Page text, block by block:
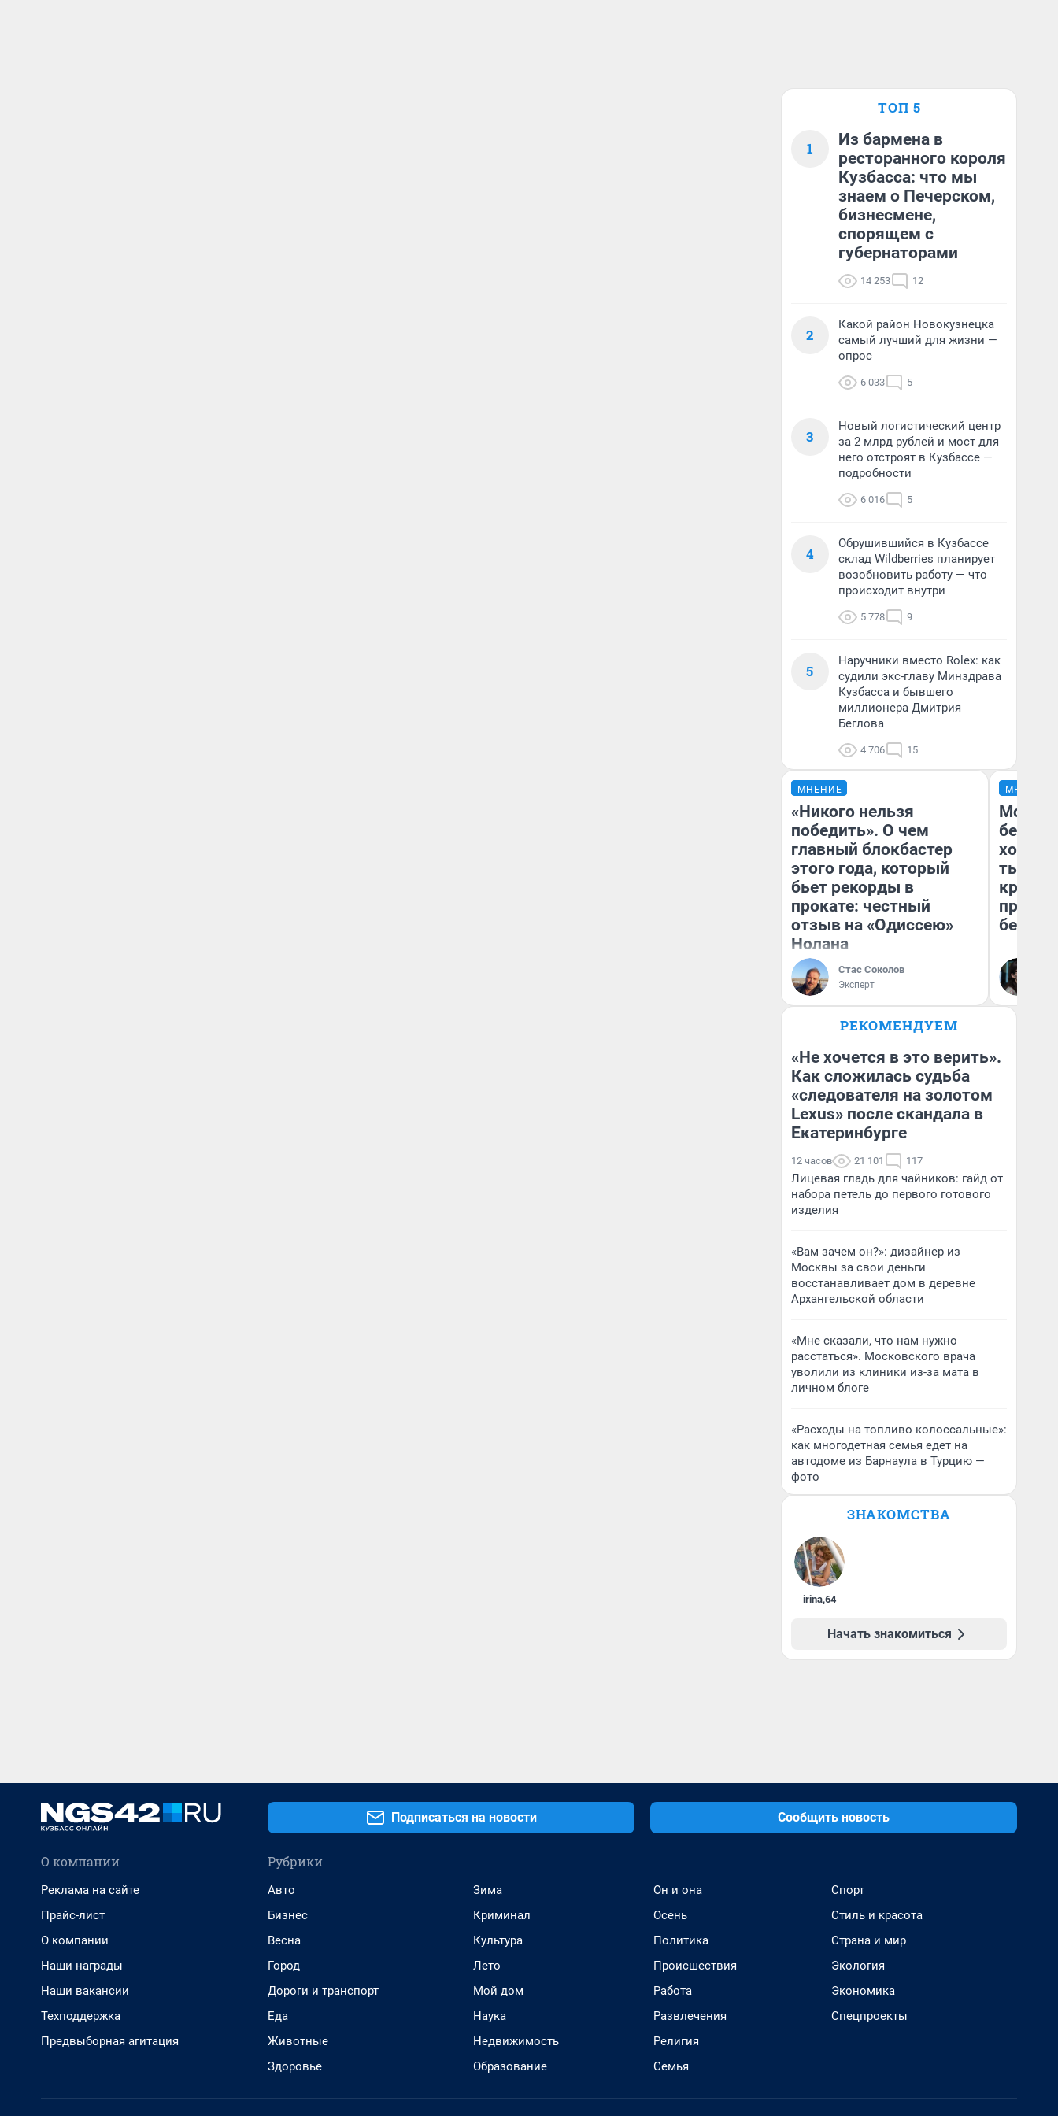
ТОП 5
1
Из бармена в
ресторанного короля
Кузбасса: что мы
знаем о Печерском,
бизнесмене,
спорящем с
губернаторами
14 253 12
2
Какой район Новокузнецка
самый лучший для жизни —
опрос
6 033 5
3
Новый логистический центр
за 2 млрд рублей и мост для
него отстроят в Кузбассе —
подробности
6 016 5
4
Обрушившийся в Кузбассе
склад Wildberries планирует
возобновить работу — что
происходит внутри
5 778 9
5
Наручники вместо Rolex: как
судили экс-главу Минздрава
Кузбасса и бывшего
миллионера Дмитрия
Беглова
4 706 15
МНЕНИЕ
«Никого нельзя
победить». О чем
главный блокбастер
этого года, который
бьет рекорды в
прокате: честный
отзыв на «Одиссею»
Нолана
Стас Соколов
Эксперт
МНЕНИЕ
Мой
хотела
тысяч,
РЕКОМЕНДУЕМ
«Не хочется в это верить».
Как сложилась судьба
«следователя на золотом
Lexus» после скандала в
Екатеринбурге
12 часов 21 101 117
Лицевая гладь для чайников: гайд от
набора петель до первого готового
изделия
«Вам зачем он?»: дизайнер из
Москвы за свои деньги
восстанавливает дом в деревне
Архангельской области
«Мне сказали, что нам нужно
расстаться». Московского врача
уволили из клиники из-за мата в
личном блоге
«Расходы на топливо колоссальные»:
как многодетная семья едет на
автодоме из Барнаула в Турцию —
фото
ЗНАКОМСТВА
irina,64
Начать знакомиться
Подписаться на новости Сообщить новость
О компании
Реклама на сайте
Прайс-лист
О компании
Наши награды
Наши вакансии
Техподдержка
Предвыборная агитация
Рубрики
Авто
Бизнес
Весна
Город
Дороги и транспорт
Еда
Животные
Здоровье
Зима
Криминал
Культура
Лето
Мой дом
Наука
Недвижимость
Образование
Он и она
Осень
Политика
Происшествия
Работа
Развлечения
Религия
Семья
Спорт
Стиль и красота
Страна и мир
Экология
Экономика
Спецпроекты